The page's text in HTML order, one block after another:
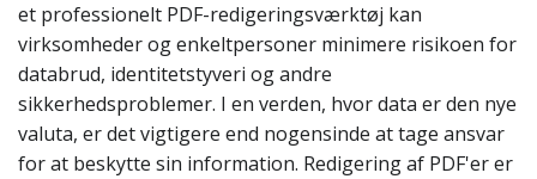
et professionelt PDF-redigeringsværktøj kan
virksomheder og enkeltpersoner minimere risikoen for
databrud, identitetstyveri og andre
sikkerhedsproblemer. I en verden, hvor data er den nye
valuta, er det vigtigere end nogensinde at tage ansvar
for at beskytte sin information. Redigering af PDF'er er